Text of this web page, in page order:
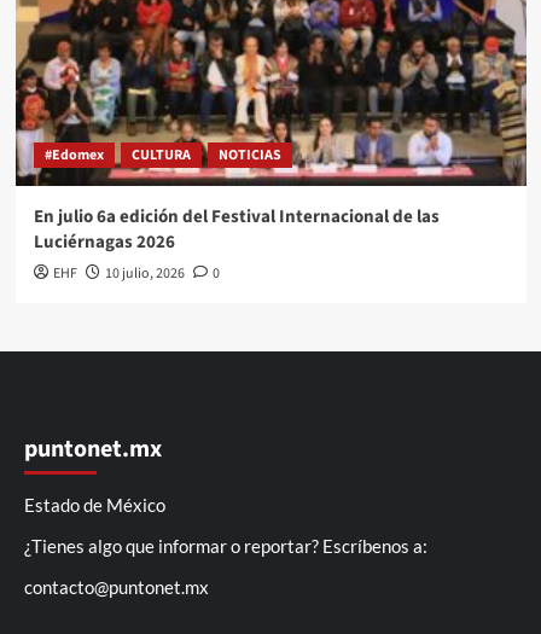
#Edomex CULTURA NOTICIAS
En julio 6a edición del Festival Internacional de las
Luciérnagas 2026
EHF 10 julio, 2026 0
puntonet.mx
Estado de México
¿Tienes algo que informar o reportar? Escríbenos a:
contacto@puntonet.mx